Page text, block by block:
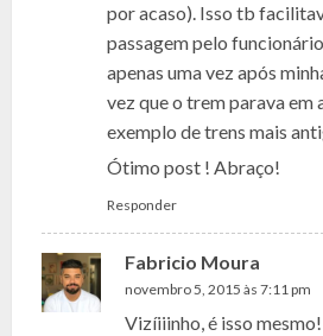
por acaso). Isso tb
passagem pelo
apenas uma vez após
vez que o trem parava em
exemplo de trens mais
Ótimo post ! Abraço!
Responder
Fabricio Moura
novembro 5, 2015 às 7:11 pm
Vizíiiinho, é isso